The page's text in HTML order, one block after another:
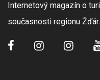
Internetový magazín o
současnosti regionu